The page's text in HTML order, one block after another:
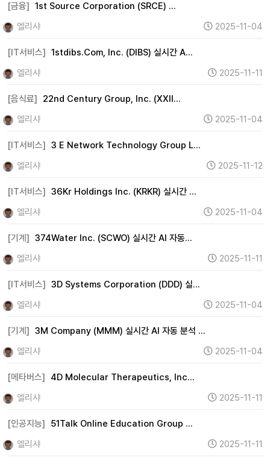
[금융] 1st Source Corporation (SRCE) …
엘리샤
2025-11-04
[IT서비스] 1stdibs.Com, Inc. (DIBS) 실시간 A…
엘리샤
2025-11-11
[음식료]
22nd Century Group, Inc. (XXII…
엘리샤
2025-11-04
[IT서비스] 3 E Network Technology Group L…
엘리샤
2025-11-12
[IT서비스] 36Kr Holdings Inc. (KRKR) 실시간 …
엘리샤
2025-11-04
[기계] 374Water Inc. (SCWO) 실시간 AI 자동…
엘리샤
2025-11-11
[IT서비스] 3D Systems Corporation (DDD) 실…
엘리샤
2025-11-04
[기계] 3M Company (MMM) 실시간 AI 자동 분석 …
엘리샤
2025-11-04
[메타버스]
4D Molecular Therapeutics, Inc…
엘리샤
2025-11-11
[인공지능]
51Talk Online Education Group …
엘리샤
2025-11-11